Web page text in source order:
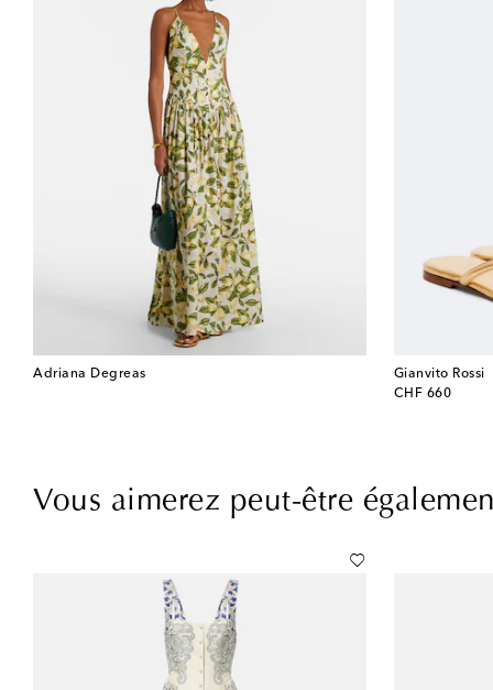
Adriana Degreas
Gianvito Rossi
CHF 660
original price
Vous aimerez peut-être